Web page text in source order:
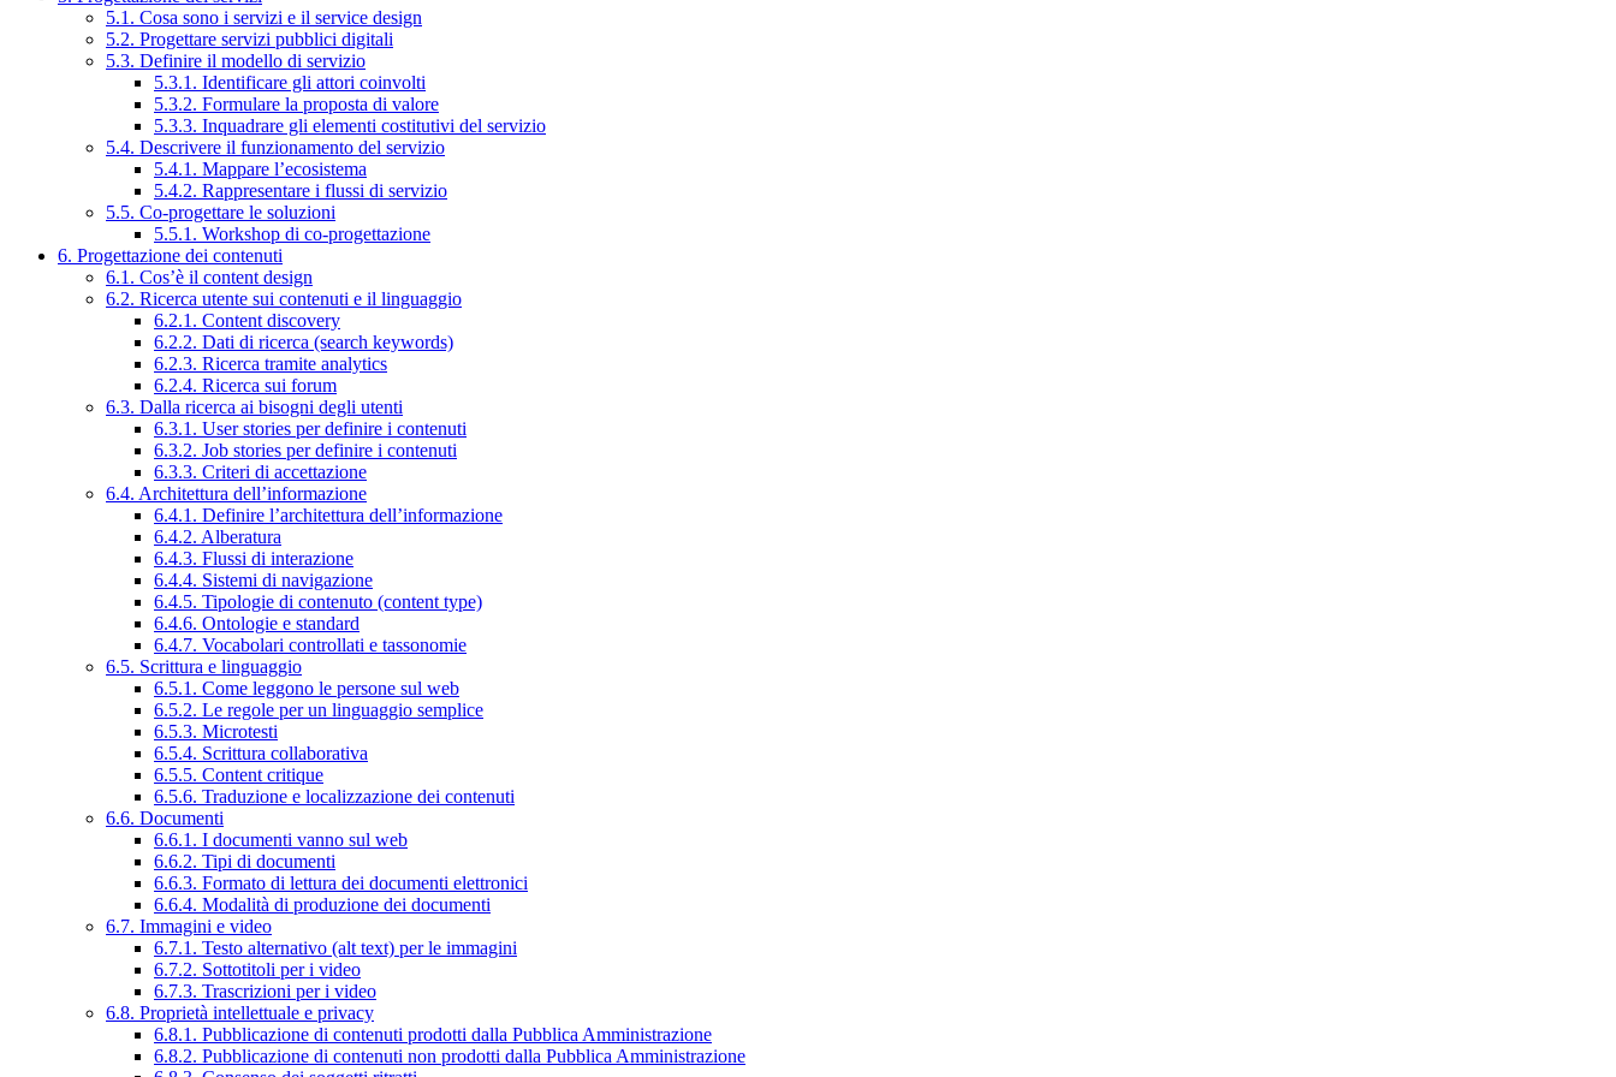
5.1. Cosa sono i servizi e il service design
5.2. Progettare servizi pubblici digitali
5.3. Definire il modello di servizio
5.3.1. Identificare gli attori coinvolti
5.3.2. Formulare la proposta di valore
5.3.3. Inquadrare gli elementi costitutivi del servizio
5.4. Descrivere il funzionamento del servizio
5.4.1. Mappare l’ecosistema
5.4.2. Rappresentare i flussi di servizio
5.5. Co-progettare le soluzioni
5.5.1. Workshop di co-progettazione
6. Progettazione dei contenuti
6.1. Cos’è il content design
6.2. Ricerca utente sui contenuti e il linguaggio
6.2.1. Content discovery
6.2.2. Dati di ricerca (search keywords)
6.2.3. Ricerca tramite analytics
6.2.4. Ricerca sui forum
6.3. Dalla ricerca ai bisogni degli utenti
6.3.1. User stories per definire i contenuti
6.3.2. Job stories per definire i contenuti
6.3.3. Criteri di accettazione
6.4. Architettura dell’informazione
6.4.1. Definire l’architettura dell’informazione
6.4.2. Alberatura
6.4.3. Flussi di interazione
6.4.4. Sistemi di navigazione
6.4.5. Tipologie di contenuto (content type)
6.4.6. Ontologie e standard
6.4.7. Vocabolari controllati e tassonomie
6.5. Scrittura e linguaggio
6.5.1. Come leggono le persone sul web
6.5.2. Le regole per un linguaggio semplice
6.5.3. Microtesti
6.5.4. Scrittura collaborativa
6.5.5. Content critique
6.5.6. Traduzione e localizzazione dei contenuti
6.6. Documenti
6.6.1. I documenti vanno sul web
6.6.2. Tipi di documenti
6.6.3. Formato di lettura dei documenti elettronici
6.6.4. Modalità di produzione dei documenti
6.7. Immagini e video
6.7.1. Testo alternativo (alt text) per le immagini
6.7.2. Sottotitoli per i video
6.7.3. Trascrizioni per i video
6.8. Proprietà intellettuale e privacy
6.8.1. Pubblicazione di contenuti prodotti dalla Pubblica Amministrazione
6.8.2. Pubblicazione di contenuti non prodotti dalla Pubblica Amministrazione